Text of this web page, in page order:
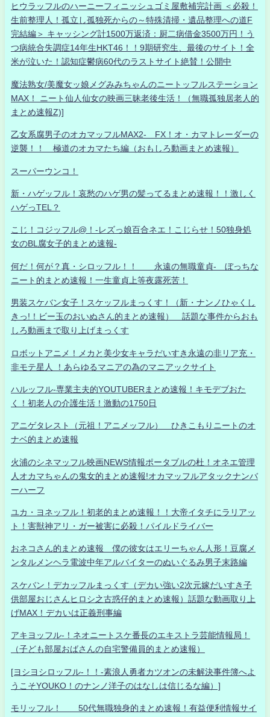
ヒウラッフルのハーニーフィニッシュゴミ屋敷補完計画 ＜必殺！
生前整理人！孤立し孤独死からの～特殊清掃・遺品整理への道F
完結編＞ キャッシング計1500万返済：厨二病借金3500万円！う
つ病統合失調症14年生HKT46！！9期研究生、最後のサイト！全
米が泣いた！認知症鬱病60代のラストサイト絶賛！公開中
魔法熟女/美魔女ッ娘メグみみちゃんのニートッフルステーション
MAX！ ニート仙人仙女の映画三昧老後生活！（無職孤独居老人的
まとめ速報Z)]
乙女系腐男子のオカマッフルMAX2- FX！オ・カマトレーダーの
逆襲！！ 極道のオカマたち編（おもしろ動画まとめ速報）
スーパーウンコ！
新・ハゲッフル！哀愁のハゲ男の髪ってるまとめ速報！！激しく
ハゲっTEL？
こじ！コジッフル@！-レズっ娘百合ネエ！こじらせ！50独身処
女のBL腐女子的まとめ速報-
何だ！何が？真・シロッフル！！ 永遠の無職童貞- ぼっちな
ニート的まとめ速報！一生童貞上等夜露死苦！
男装スケバン女子！スケッフルまっくす！（新・ナンノひゃくし
きっ!！ビー玉のおいぬさん的まとめ速報） 話題な事件からおも
しろ動画まで取り上げまっくす
ロボットアニメ！メカと美少女キャラだいすき永遠の非リア充・
非モテ星人 ！あらゆるマニアの為のマニアックサイト
ハルッフル-専業主夫的YOUTUBERまとめ速報！キモデブおた
く！初老人の介護生活！激動の1750日
アニゲタレスト（元祖！アニメッフル） ひきこもりニートのオ
ナベ的まとめ速報
火浦のシネマッフル映画NEWS情報ポータブルの杜！オネエ管理
人オカマちゃんの鬼女的まとめ速報!オカマッフルアタックナンバ
ーハーフ
ユカ・ヨネッフル！初老的まとめ速報！！大帝イタチにラリアッ
ト！害獣神アリ・ガー被害に必殺！パイルドライバー
おネコさん的まとめ速報 僕の彼女はエリーちゃん人形！豆腐メ
ンタルメンヘラ電波中年アルバイターのぬいぐるみ男子末路編
スケバン！デカッフルまっくす（デカい強い2次元嫁だいすき子
供部屋おじさんヒロシ之古惑仔的まとめ速報）話題な動画取り上
げMAX！デカいは正義刑事編
アキヨッフル-！ネオニートスケ番長のエキストラ芸能情報局！
（子ども部屋おばさんの自宅警備員的まとめ速報）
[ヨシヨシロッフル-！！-素浪人勇者カツオンの未解決事件簿へよ
うこそYOUKO！のナンノ洋子のはなしは信じるな編）]
モリッフル！ 50代無職独身的まとめ速報！有益便利情報サイ